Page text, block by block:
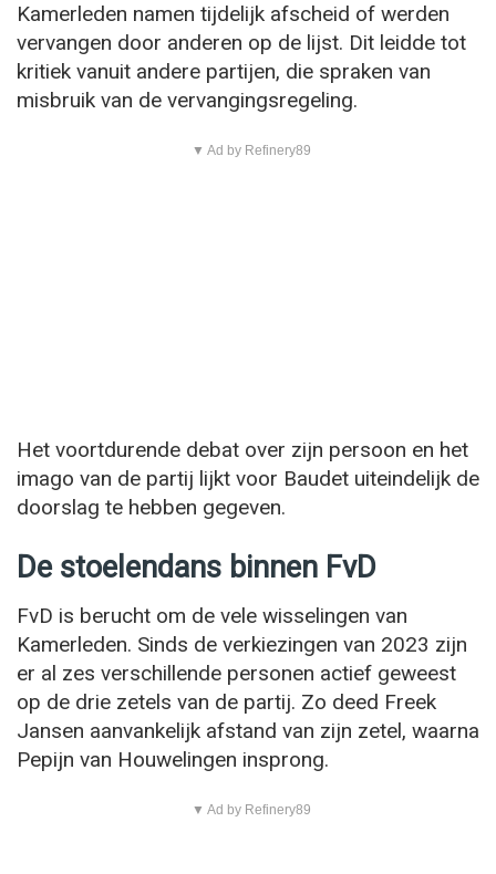
Kamerleden namen tijdelijk afscheid of werden
vervangen door anderen op de lijst. Dit leidde tot
kritiek vanuit andere partijen, die spraken van
misbruik van de vervangingsregeling.
▼ Ad by Refinery89
Het voortdurende debat over zijn persoon en het
imago van de partij lijkt voor Baudet uiteindelijk de
doorslag te hebben gegeven.
De stoelendans binnen FvD
FvD is berucht om de vele wisselingen van
Kamerleden. Sinds de verkiezingen van 2023 zijn
er al zes verschillende personen actief geweest
op de drie zetels van de partij. Zo deed Freek
Jansen aanvankelijk afstand van zijn zetel, waarna
Pepijn van Houwelingen insprong.
▼ Ad by Refinery89